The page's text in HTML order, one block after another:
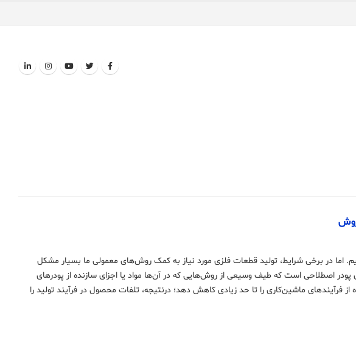
روش
اما در برخی شرایط، تولید قطعات فلزی مورد نیاز به کمک روش‌های معمولی ما بسیار مشکل
اصطلاحی است که طیف وسیعی از روش‌هایی که در آن‌ها مواد یا اجزای سازنده از پودرهای
فرآیندهای ماشین‌کاری را تا حد زیادی کاهش دهد؛ درنتیجه، تلفات محصول در فرآیند تولید را